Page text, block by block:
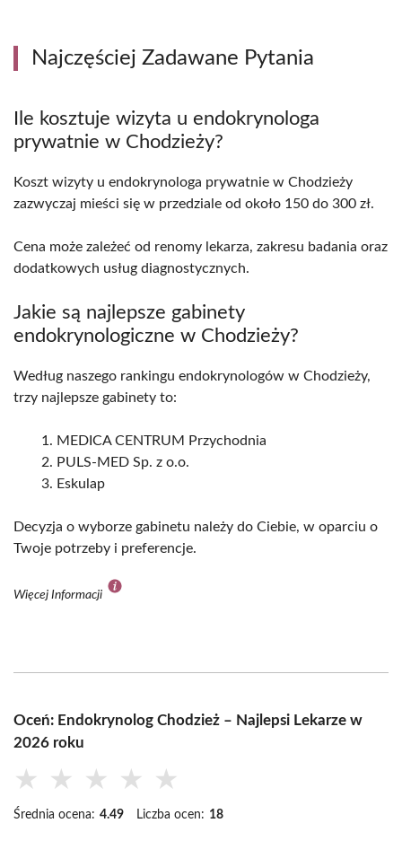
Najczęściej Zadawane Pytania
Ile kosztuje wizyta u endokrynologa
prywatnie w Chodzieży?
Koszt wizyty u endokrynologa prywatnie w Chodzieży
zazwyczaj mieści się w przedziale od około 150 do 300 zł.
Cena może zależeć od renomy lekarza, zakresu badania oraz
dodatkowych usług diagnostycznych.
Jakie są najlepsze gabinety
endokrynologiczne w Chodzieży?
Według naszego rankingu endokrynologów w Chodzieży,
trzy najlepsze gabinety to:
MEDICA CENTRUM Przychodnia
PULS-MED Sp. z o.o.
Eskulap
Decyzja o wyborze gabinetu należy do Ciebie, w oparciu o
Twoje potrzeby i preferencje.
Więcej Informacji
Oceń: Endokrynolog Chodzież – Najlepsi Lekarze w
2026 roku
★ ★ ★ ★ ★
Średnia ocena: 4.49 Liczba ocen: 18